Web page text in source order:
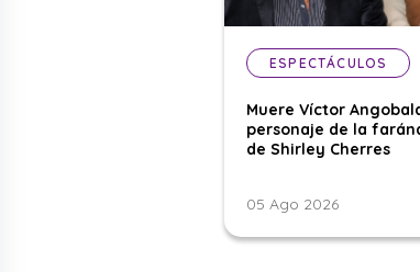
ESPECTÁCULOS
Muere Víctor
personaje de la
de Shirley Cherres
05 Ago 2026